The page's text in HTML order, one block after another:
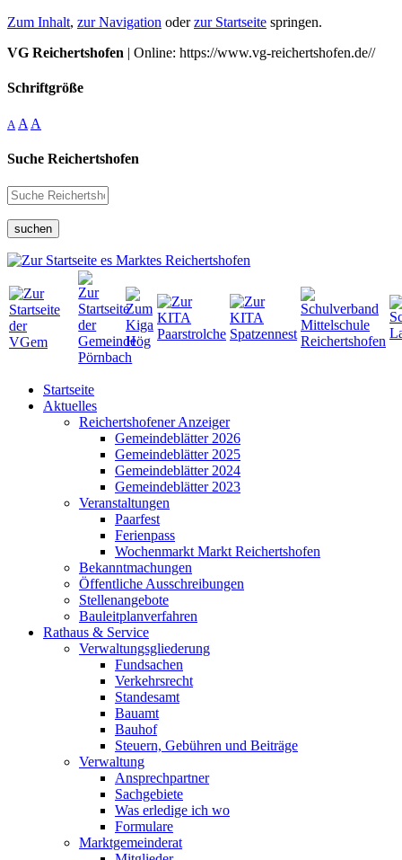
Zum Inhalt, zur Navigation oderzur Startseite springen.
VG Reichertshofen | Online: https://www.vg-reichertshofen.de//
Schriftgröße
A A A
Suche Reichertshofen
suchen
Startseite
Aktuelles
Reichertshofener Anzeiger
Gemeindeblätter 2026
Gemeindeblätter 2025
Gemeindeblätter 2024
Gemeindeblätter 2023
Veranstaltungen
Paarfest
Ferienpass
Wochenmarkt Markt Reichertshofen
Bekanntmachungen
Öffentliche Ausschreibungen
Stellenangebote
Bauleitplanverfahren
Rathaus & Service
Verwaltungsgliederung
Fundsachen
Verkehrsrecht
Standesamt
Bauamt
Bauhof
Steuern, Gebühren und Beiträge
Verwaltung
Ansprechpartner
Sachgebiete
Was erledige ich wo
Formulare
Marktgemeinderat